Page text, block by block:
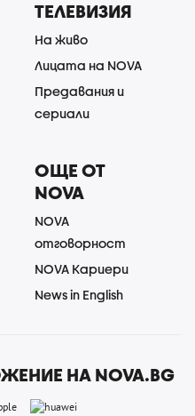
ТЕЛЕВИЗИЯ
На живо
Лицата на NOVA
Предавания и
сериали
ОЩЕ ОТ
NOVA
NOVA
отговорност
NOVA Кариери
News in English
НА NOVA.BG